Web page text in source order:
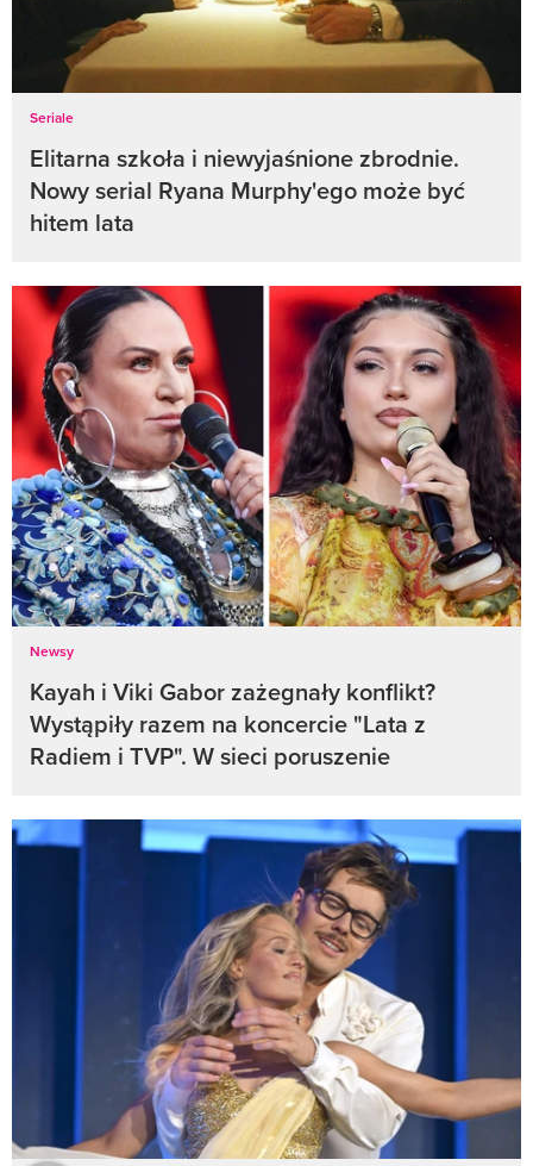
Seriale
Elitarna szkoła i niewyjaśnione zbrodnie.
Nowy serial Ryana Murphy'ego może być
hitem lata
Newsy
Kayah i Viki Gabor zażegnały konflikt?
Wystąpiły razem na koncercie "Lata z
Radiem i TVP". W sieci poruszenie